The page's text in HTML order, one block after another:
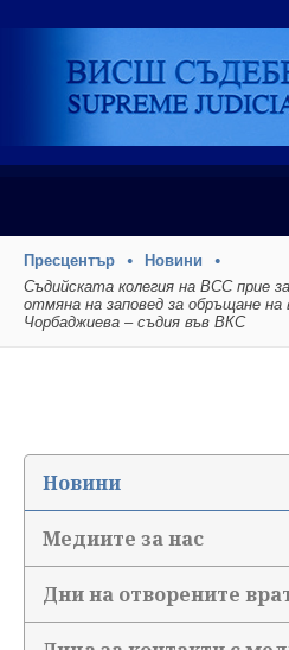
Пресцентър
Новини
Съдийската колегия на ВСС прие
отмяна на заповед за обръщане
Чорбаджиева – съдия във ВКС
Новини
Медиите за нас
Дни на отворените